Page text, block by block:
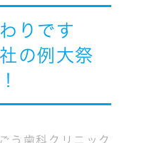
りです
の例大祭
う歯科クリニック